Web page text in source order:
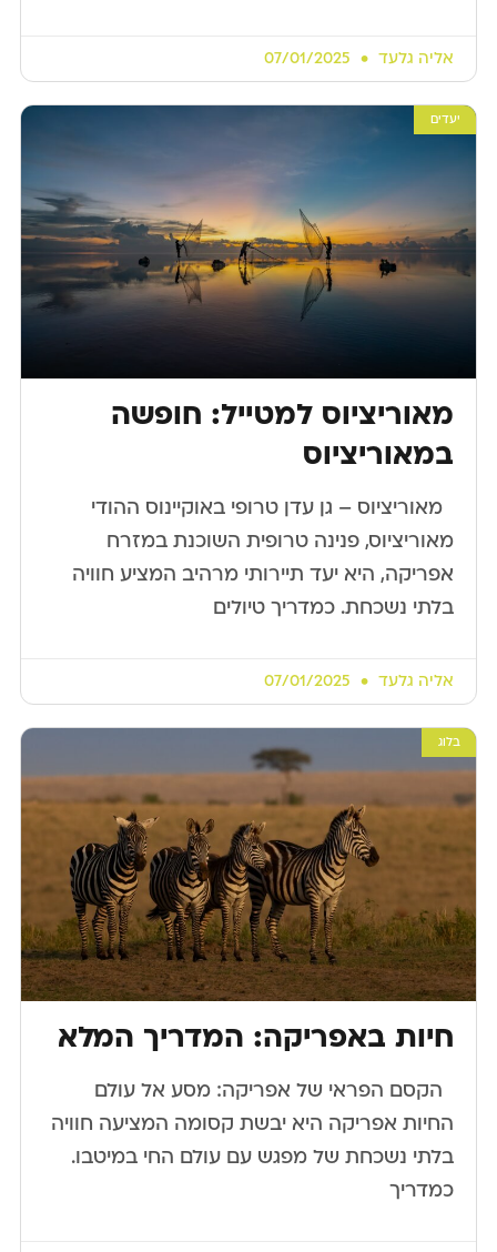
אליה גלעד
יעדים
מאוריציוס למטייל: חופשה
במאוריציוס
​ ​ מאוריציוס – גן עדן טרופי באוקיינוס ההודי
מאוריציוס, פנינה טרופית השוכנת במזרח
אפריקה, היא יעד תיירותי מרהיב המציע חוויה
בלתי נשכחת. כמדריך טיולים
אליה גלעד
בלוג
חיות באפריקה: המדריך המלא
​ ​ הקסם הפראי של אפריקה: מסע אל עולם
החיות אפריקה היא יבשת קסומה המציעה חוויה
בלתי נשכחת של מפגש עם עולם החי במיטבו.
כמדריך